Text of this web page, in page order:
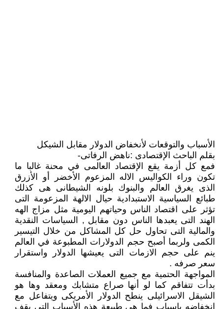
الأسباب والتوقعات لأنخفاض الدولار مقابل الشيكل
بقلم الباحث الإقتصادى :ناهض الرفاتى-
فمع كل أزمة يقع الإقتصاد العالمى في محنة غالبا ما
تكون وراء الكواليس الاله المزعوم الأخضر أو الأزرق
الذى يغرق العالم والبنوك بلونه الشيطانى هى كذلك
طبائع السياسية الاستبدادية حيال الالهة المزعومة التى
تؤثر على اقتصاد الناس وحياتهم اليومية مثل مزاج الهه
الهند التى يعبدها الناس دون مقابل , السياسات النقدية
والمالية التى تحاول حل كل المشاكل من خلال التيسير
الكمى ولربما أصبح حجم الدولارات المطبوعة في العالم
ينم على حجم الازمات التى يعيشها الدولار واستقرار
سعر صرفه .
المواجهة الحتمية مع جميع العملات الصاعدة والمنافسة
بدأت تتفاقم كما لو أنها صراع متشابك ومعقد وها هو
الشيقل الاسرائيلى ينطح الدولار الأمريكى ويتفاعل مع
انخفاضه باسباب فما هى طبيعة هذه الأسباب التى يقف